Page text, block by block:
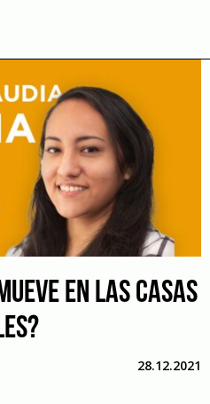
EN LAS CASAS
28.12.2021